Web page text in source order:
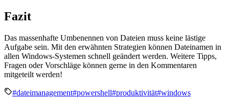
Fazit
Das massenhafte Umbenennen von Dateien muss keine lästige
Aufgabe sein. Mit den erwähnten Strategien können Dateinamen in
allen Windows-Systemen schnell geändert werden. Weitere Tipps,
Fragen oder Vorschläge können gerne in den Kommentaren
mitgeteilt werden!
#dateimanagement#powershell#produktivität#windows